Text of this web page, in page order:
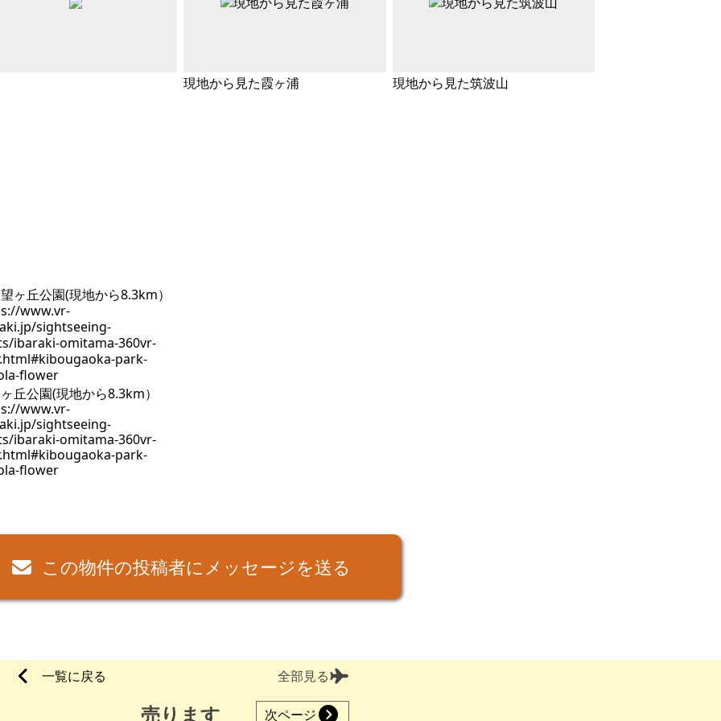
現地から見た霞ヶ浦 現地から見た筑波山
丘公園(現地から8.3km）
www.vr-
sightseeing-
ibaraki-omitama-360vr-
park-
flower
この物件の投稿者にメッセージを送る
一覧に戻る 全部見る
売ります 次ページ